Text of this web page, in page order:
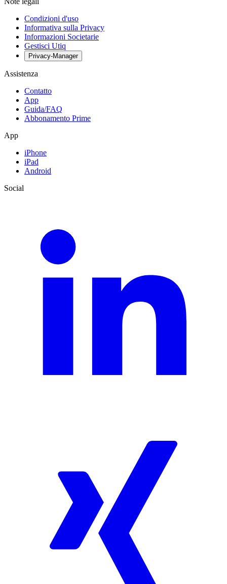
Condizioni d'uso
Informativa sulla Privacy
Informazioni Societarie
Gestisci Utiq
Privacy-Manager
Assistenza
Contatto
App
Guida/FAQ
Abbonamento Prime
App
iPhone
iPad
Android
Social